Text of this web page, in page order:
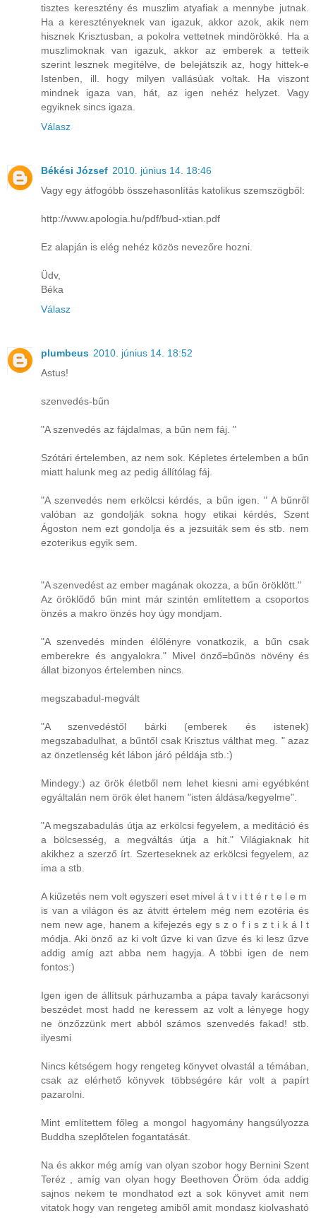
tisztes keresztény és muszlim atyafiak a mennybe jutnak.
Ha a keresztényeknek van igazuk, akkor azok, akik nem
hisznek Krisztusban, a pokolra vettetnek mindörökké. Ha a
muszlimoknak van igazuk, akkor az emberek a tetteik
szerint lesznek megítélve, de belejátszik az, hogy hittek-e
Istenben, ill. hogy milyen vallásúak voltak. Ha viszont
mindnek igaza van, hát, az igen nehéz helyzet. Vagy
egyiknek sincs igaza.
Válasz
Békési József 2010. június 14. 18:46
Vagy egy átfogóbb összehasonlítás katolikus szemszögből:
http://www.apologia.hu/pdf/bud-xtian.pdf
Ez alapján is elég nehéz közös nevezőre hozni.
Üdv,
Béka
Válasz
plumbeus 2010. június 14. 18:52
Astus!
szenvedés-bűn
"A szenvedés az fájdalmas, a bűn nem fáj. "
Szótári értelemben, az nem sok. Képletes értelemben a bűn
miatt halunk meg az pedig állítólag fáj.
"A szenvedés nem erkölcsi kérdés, a bűn igen. " A bűnről
valóban az gondolják sokna hogy etikai kérdés, Szent
Ágoston nem ezt gondolja és a jezsuiták sem és stb. nem
ezoterikus egyik sem.
"A szenvedést az ember magának okozza, a bűn öröklött."
Az öröklődő bűn mint már szintén említettem a csoportos
önzés a makro önzés hoy úgy mondjam.
"A szenvedés minden élőlényre vonatkozik, a bűn csak
emberekre és angyalokra." Mivel önző=bűnös növény és
állat bizonyos értelemben nincs.
megszabadul-megvált
"A szenvedéstől bárki (emberek és istenek)
megszabadulhat, a bűntől csak Krisztus válthat meg. " azaz
az önzetlenség két lábon járó példája stb.:)
Mindegy:) az örök életből nem lehet kiesni ami egyébként
egyáltalán nem örök élet hanem "isten áldása/kegyelme".
"A megszabadulás útja az erkölcsi fegyelem, a meditáció és
a bölcsesség, a megváltás útja a hit." Világiaknak hit
akikhez a szerző írt. Szerteseknek az erkölcsi fegyelem, az
ima a stb.
A kiűzetés nem volt egyszeri eset mivel á t v i t t é r t e l e m
is van a világon és az átvitt értelem még nem ezotéria és
nem new age, hanem a kifejezés egy s z o f i s z t i k á l t
módja. Aki önző az ki volt űzve ki van űzve és ki lesz űzve
addig amíg azt abba nem hagyja. A többi igen de nem
fontos:)
Igen igen de állítsuk párhuzamba a pápa tavaly karácsonyi
beszédet most hadd ne keressem az volt a lényege hogy
ne önzőzzünk mert abból számos szenvedés fakad! stb.
ilyesmi
Nincs kétségem hogy rengeteg könyvet olvastál a témában,
csak az elérhető könyvek többségére kár volt a papírt
pazarolni.
Mint említettem főleg a mongol hagyomány hangsúlyozza
Buddha szeplőtelen fogantatását.
Na és akkor még amíg van olyan szobor hogy Bernini Szent
Teréz , amíg van olyan hogy Beethoven Öröm óda addig
sajnos nekem te mondhatod ezt a sok könyvet amit nem
vitatok hogy van rengeteg amiből amit mondasz kiolvasható